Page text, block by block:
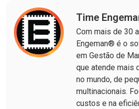
Time
Com mais de 30
Engeman® é o
em Gestão de
que atende mais
no mundo, de
multinacionais.
custos e na